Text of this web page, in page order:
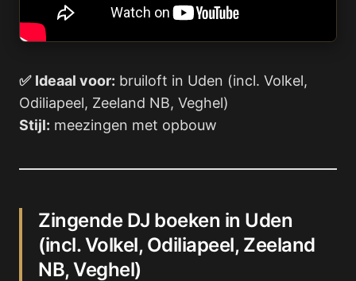
✅ Ideaal voor: bruiloft in Uden (incl. Volkel,
Odiliapeel, Zeeland NB, Veghel)
Stijl: meezingen met opbouw
Zingende DJ boeken in Uden
(incl. Volkel, Odiliapeel, Zeeland
NB, Veghel)